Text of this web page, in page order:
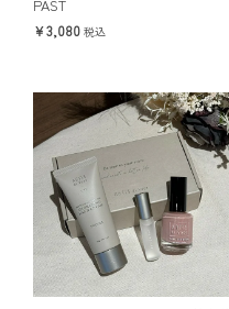
PAST
3,080 税込